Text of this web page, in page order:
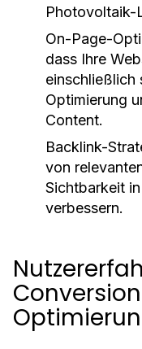
Photovoltaik-
On-Page-
dass Ihre
einschließlich
Optimierung
Content.
Backlink-
von
Sichtbarkeit
verbessern.